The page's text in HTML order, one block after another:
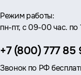
Режим работы:
пн-пт, с 09-00 час. по
Телефон:
+7 (800) 777 85
Звонок по РФ